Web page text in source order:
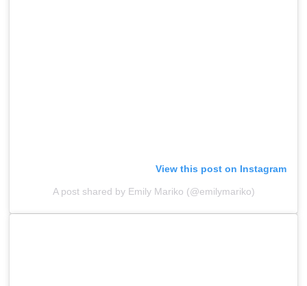
View this post on Instagram
A post shared by Emily Mariko (@emilymariko)